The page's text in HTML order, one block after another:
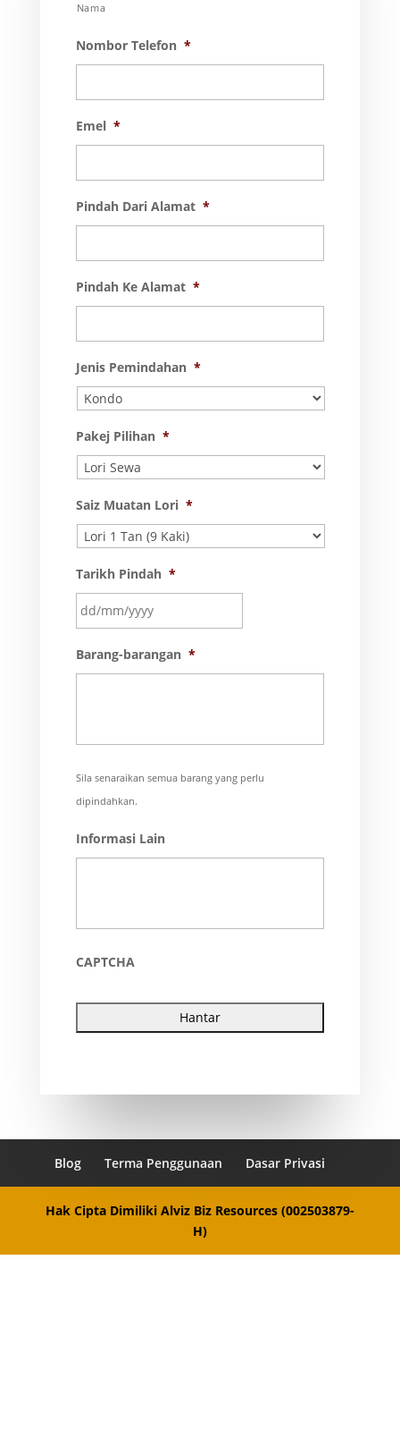
Nama
Nombor Telefon *
Emel *
Pindah Dari Alamat *
Pindah Ke Alamat *
Jenis Pemindahan *
Pakej Pilihan *
Saiz Muatan Lori *
Tarikh Pindah *
slash
Barang-barangan *
Sila senaraikan semua barang yang perlu
dipindahkan.
Informasi Lain
CAPTCHA
Blog Terma Penggunaan Dasar Privasi
Hak Cipta Dimiliki Alviz Biz Resources (002503879-
H)